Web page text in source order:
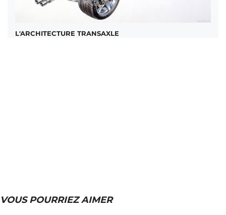
L'ARCHITECTURE TRANSAXLE
VOUS POURRIEZ AIMER